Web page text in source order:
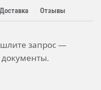
Доставка Отзывы
запрос —